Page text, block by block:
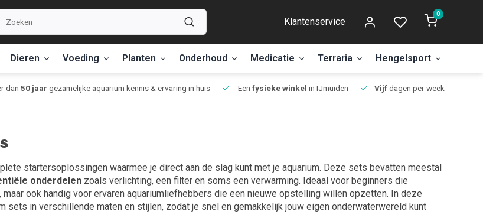
Klantenservice
0
Dieren Voeding Planten Onderhoud Medicatie Terraria Hengelsport
dan 50 jaar gezamelijke aquarium kennis & ervaring in huis Een fysieke winkel in IJmuiden Vijfdagen per week open.
startersoplossingen waarmee je direct aan de slag kunt met je aquarium. Deze sets bevatten meestal
onderdelenzoals verlichting, een filter en soms een verwarming. Ideaal voor beginners die
ook handig voor ervaren aquariumliefhebbers die een nieuwe opstelling willen opzetten. In deze
sets in verschillende maten en stijlen, zodat je snel en gemakkelijk jouw eigen onderwaterwereld kunt